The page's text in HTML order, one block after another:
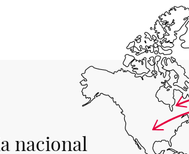
nacional